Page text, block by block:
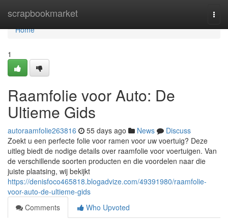
scrapbookmarket
Home
Home
1
Raamfolie voor Auto: De
Ultieme Gids
autoraamfolie263816 55 days ago News
Discuss
Zoekt u een perfecte folie voor ramen voor uw voertuig? Deze
uitleg biedt de nodige details over raamfolie voor voertuigen. Van
de verschillende soorten producten en die voordelen naar die
juiste plaatsing, wij bekijkt
https://denisfoco465818.blogadvize.com/49391980/raamfolie-
voor-auto-de-ultieme-gids
Comments
Who Upvoted